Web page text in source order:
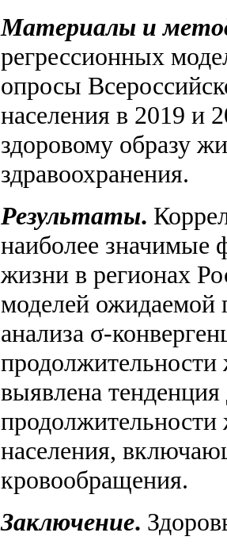
Материалы и
регрессионных
опросы
населения в 2019 и
здоровому образу
здравоохранения.
Результаты.
наиболее
жизни в регионах
моделей ожидаемой
анализа σ-
продолжительности
выявлена
продолжительности
населения,
кровообращения.
Заключение.